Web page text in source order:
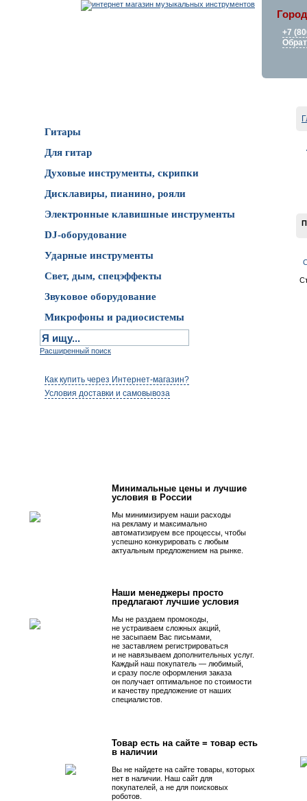
+7
Гитары
Для гитар
Духовые инструменты, скрипки
Дисклавиры, пианино, рояли
Электронные клавишные инструменты
DJ-оборудование
Ударные инструменты
Свет, дым, спецэффекты
Звуковое оборудование
Микрофоны и радиосистемы
Расширенный поиск
Как купить через Интернет-магазин?
Условия доставки и самовывоза
Минимальные цены и лучшие
условия в России
Мы минимизируем наши расходы
на рекламу и максимально
автоматизируем все процессы, чтобы
успешно конкурировать с любым
актуальным предложением на рынке.
Наши менеджеры просто
предлагают лучшие условия
Мы не раздаем промокоды,
не устраиваем сложных акций,
не засыпаем Вас письмами,
не заставляем регистрироваться
и не навязываем дополнительных услуг.
Каждый наш покупатель — любимый,
и сразу после оформления заказа
он получает оптимальное по стоимости
и качеству предложение от наших
специалистов.
Товар есть на сайте = товар есть
в наличии
Вы не найдете на сайте товары, которых
нет в наличии. Наш сайт для
покупателей, а не для поисковых
роботов.